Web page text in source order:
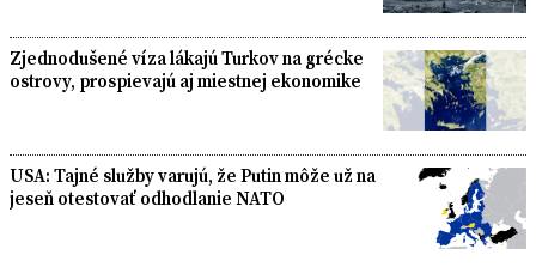
Zjednodušené víza lákajú Turkov na grécke
ostrovy, prospievajú aj miestnej ekonomike
USA: Tajné služby varujú, že Putin môže už na
jeseň otestovať odhodlanie NATO